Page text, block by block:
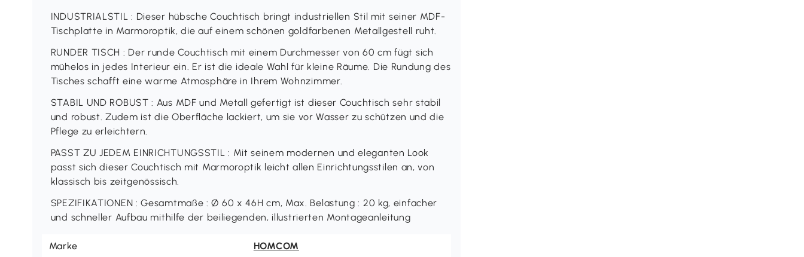
INDUSTRIALSTIL : Dieser hübsche Couchtisch bringt industriellen Stil mit seiner MDF-
Tischplatte in Marmoroptik, die auf einem schönen goldfarbenen Metallgestell ruht.
RUNDER TISCH : Der runde Couchtisch mit einem Durchmesser von 60 cm fügt sich
mühelos in jedes Interieur ein. Er ist die ideale Wahl für kleine Räume. Die Rundung des
Tisches schafft eine warme Atmosphäre in Ihrem Wohnzimmer.
STABIL UND ROBUST : Aus MDF und Metall gefertigt ist dieser Couchtisch sehr stabil
und robust. Zudem ist die Oberfläche lackiert, um sie vor Wasser zu schützen und die
Pflege zu erleichtern.
PASST ZU JEDEM EINRICHTUNGSSTIL : Mit seinem modernen und eleganten Look
passt sich dieser Couchtisch mit Marmoroptik leicht allen Einrichtungsstilen an, von
klassisch bis zeitgenössisch.
SPEZIFIKATIONEN : Gesamtmaße : Ø 60 x 46H cm, Max. Belastung : 20 kg, einfacher
und schneller Aufbau mithilfe der beiliegenden, illustrierten Montageanleitung
Marke HOMCOM